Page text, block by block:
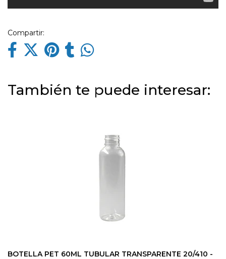
Compartir:
También te puede interesar:
BOTELLA PET 60ML TUBULAR TRANSPARENTE 20/410 -